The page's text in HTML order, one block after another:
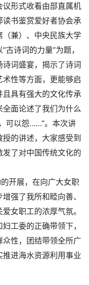
形式收看由部直属机
书鉴赏爱好者协会承
兼）、中央民族大学
诗词的力量”为题，
词盛宴，揭示了诗词
性等方面，更能够启
具有强大的文化传承
面论述了我们为什么
可以怨……”。本次讲
的讲述，大家感受到
了对中国传统文化的
开展，在向广大女职
强了我所和睦向善、
女职工的浓厚气氛。
工委的正确带领下，
性，团结带领全所广
进海水资源利用事业